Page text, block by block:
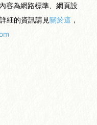
容為網路標準、網頁設
細的資訊請見關於這 ，